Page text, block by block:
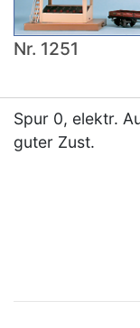
Nr. 1251
Spur 0, elektr.
guter Zust.